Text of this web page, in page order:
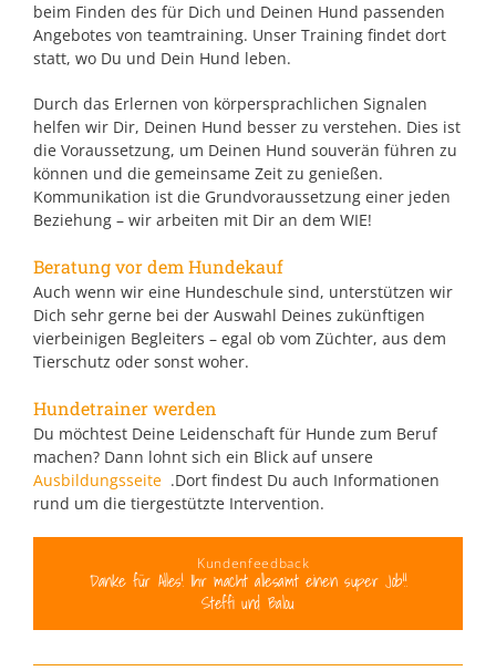
beim Finden des für Dich und Deinen Hund passenden
Angebotes von teamtraining. Unser Training findet dort
statt, wo Du und Dein Hund leben.
Durch das Erlernen von körpersprachlichen Signalen
helfen wir Dir, Deinen Hund besser zu verstehen. Dies ist
die Voraussetzung, um Deinen Hund souverän führen zu
können und die gemeinsame Zeit zu genießen.
Kommunikation ist die Grundvoraussetzung einer jeden
Beziehung – wir arbeiten mit Dir an dem WIE!
Beratung vor dem Hundekauf
Auch wenn wir eine Hundeschule sind, unterstützen wir
Dich sehr gerne bei der Auswahl Deines zukünftigen
vierbeinigen Begleiters – egal ob vom Züchter, aus dem
Tierschutz oder sonst woher.
Hundetrainer werden
Du möchtest Deine Leidenschaft für Hunde zum Beruf
machen? Dann lohnt sich ein Blick auf unsere
Ausbildungsseite .Dort findest Du auch Informationen
rund um die tiergestützte Intervention.
Kundenfeedback
Danke für Alles! Ihr macht allesamt einen super Job!!
Steffi und Balou